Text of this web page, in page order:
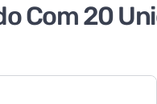
Com 20